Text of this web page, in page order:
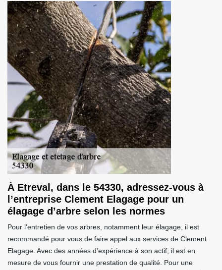
À Etreval, dans le 54330, adressez-vous à
l’entreprise Clement Elagage pour un
élagage d’arbre selon les normes
Pour l’entretien de vos arbres, notamment leur élagage, il est
recommandé pour vous de faire appel aux services de Clement
Elagage. Avec des années d’expérience à son actif, il est en
mesure de vous fournir une prestation de qualité. Pour une